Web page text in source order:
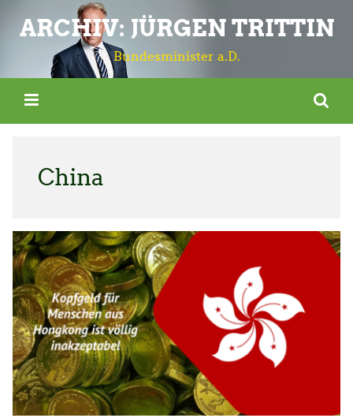
ARCHIV: JÜRGEN TRITTIN
Bundesminister a.D.
China